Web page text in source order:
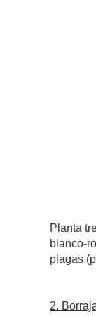
Planta
blanco-
plagas
2.